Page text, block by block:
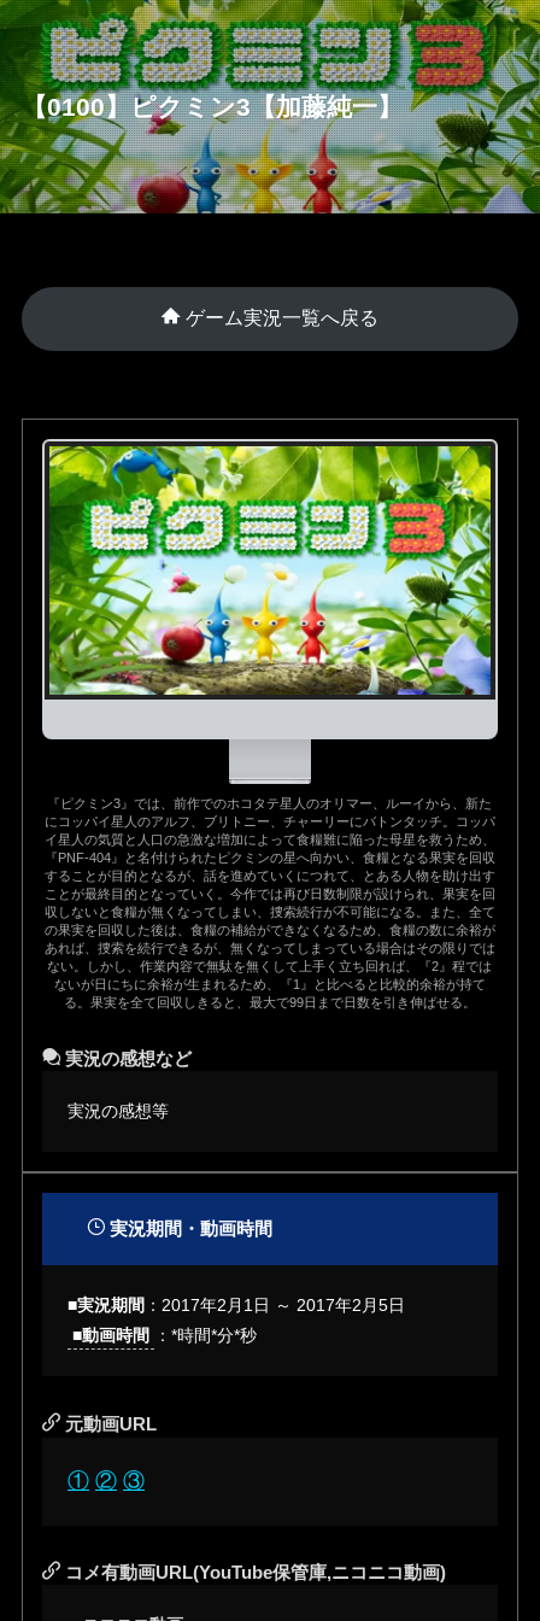
【0100】ピクミン3【加藤純一】
ゲーム実況一覧へ戻る
『ピクミン3』では、前作でのホコタテ星人のオリマー、ルーイから、新た
にコッパイ星人のアルフ、ブリトニー、チャーリーにバトンタッチ。コッパ
イ星人の気質と人口の急激な増加によって食糧難に陥った母星を救うため、
『PNF-404』と名付けられたピクミンの星へ向かい、食糧となる果実を回収
することが目的となるが、話を進めていくにつれて、とある人物を助け出す
ことが最終目的となっていく。今作では再び日数制限が設けられ、果実を回
収しないと食糧が無くなってしまい、捜索続行が不可能になる。また、全て
の果実を回収した後は、食糧の補給ができなくなるため、食糧の数に余裕が
あれば、捜索を続行できるが、無くなってしまっている場合はその限りでは
ない。しかし、作業内容で無駄を無くして上手く立ち回れば、『2』程では
ないが日にちに余裕が生まれるため、『1』と比べると比較的余裕が持て
る。果実を全て回収しきると、最大で99日まで日数を引き伸ばせる。
実況の感想など
実況の感想等
実況期間・動画時間
■実況期間 ：2017年2月1日 ～ 2017年2月5日
■動画時間
：*時間*分*秒
元動画URL
① ② ③
コメ有動画URL(YouTube保管庫,ニコニコ動画)